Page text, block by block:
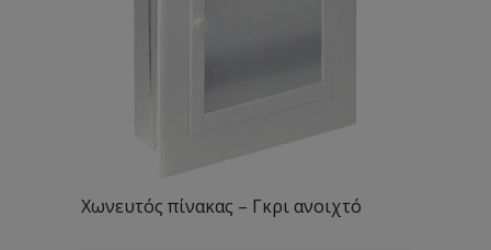
Χωνευτός πίνακας – Γκρι ανοιχτό